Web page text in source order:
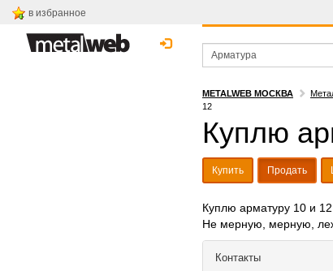
в избранное
METALWEB МОСКВА
12
Куплю
Купить Продать
Куплю арматуру 10 и 12
Не мерную, мерную,
Контакты